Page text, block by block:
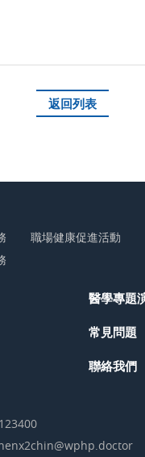
返回列表
職場健康促進活動
醫學專題
常見問題
聯絡我們